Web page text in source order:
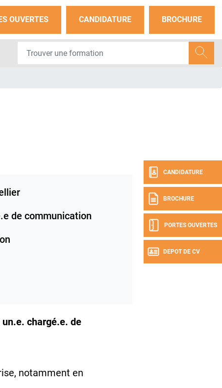
OUVERTES CANDIDATURE BROCHURE
CANDIDATURE
BROCHURE
PORTES OUVERTES
DEPOT DE CV
de communication
un.e. chargé.e. de
notamment en